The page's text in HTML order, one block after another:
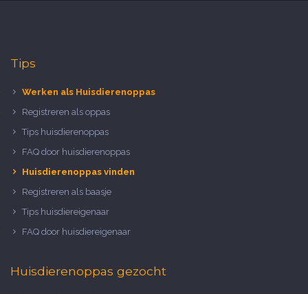
Tips
Werken als Huisdierenoppas
Registreren als oppas
Tips huisdierenoppas
FAQ door huisdierenoppas
Huisdierenoppas vinden
Registreren als baasje
Tips huisdiereigenaar
FAQ door huisdiereigenaar
Huisdierenoppas gezocht